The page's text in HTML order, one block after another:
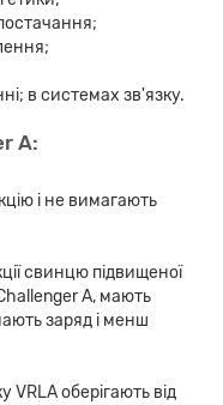
в системах зв'язку.
А:
і не вимагають
свинцю підвищеної
А, мають
заряд і менш
оберігають від